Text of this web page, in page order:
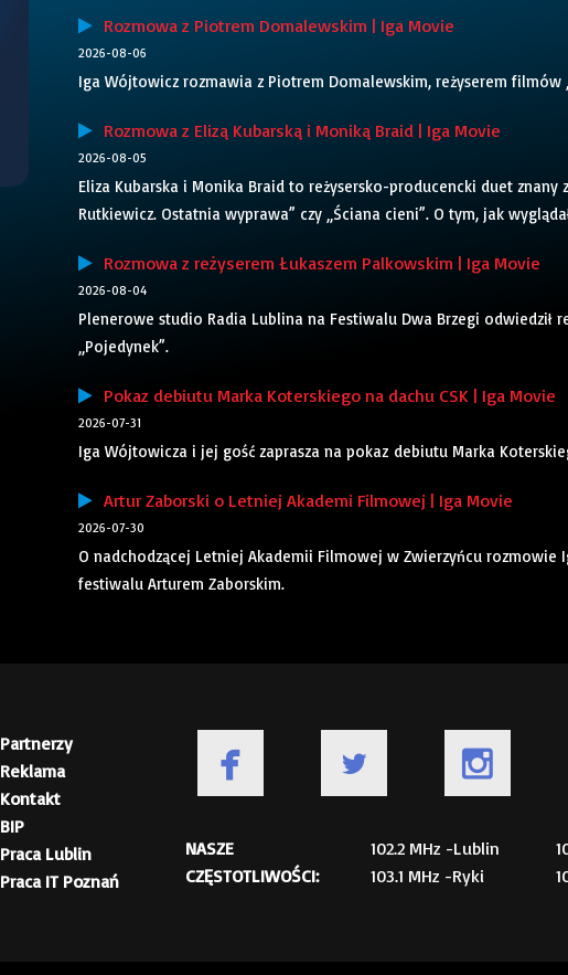
Rozmowa z Piotrem Domalewskim | Iga Movie
2026-08-06
Iga Wójtowicz rozmawia z Piotrem Domalewskim, reżyserem filmów
Rozmowa z Elizą Kubarską i Moniką Braid | Iga Movie
2026-08-05
Eliza Kubarska i Monika Braid to reżysersko-producencki duet znany
Rutkiewicz. Ostatnia wyprawa” czy „Ściana cieni”. O tym, jak
Rozmowa z reżyserem Łukaszem Palkowskim | Iga Movie
2026-08-04
Plenerowe studio Radia Lublina na Festiwalu Dwa Brzegi odwiedził
„Pojedynek”.
Pokaz debiutu Marka Koterskiego na dachu CSK | Iga Movie
2026-07-31
Iga Wójtowicza i jej gość zaprasza na pokaz debiutu Marka
Artur Zaborski o Letniej Akademi Filmowej | Iga Movie
2026-07-30
O nadchodzącej Letniej Akademii Filmowej w Zwierzyńcu
festiwalu Arturem Zaborskim.
Partnerzy
Reklama
Kontakt
BIP
Praca Lublin
Praca IT Poznań
NASZE
CZĘSTOTLIWOŚCI:
102.2 MHz -Lublin
103.1 MHz -Ryki